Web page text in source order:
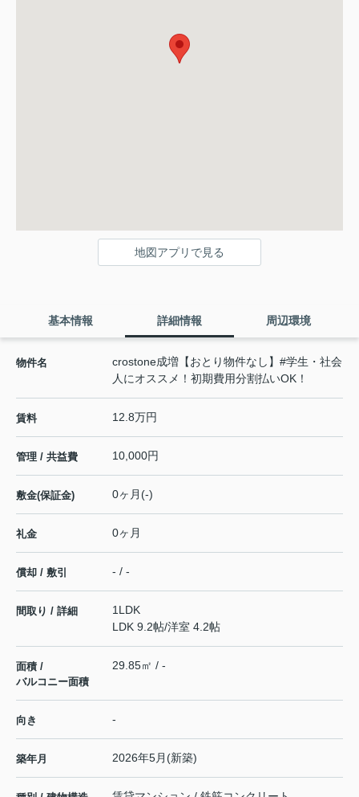
地図アプリで見る
基本情報 詳細情報 周辺環境
物件名
crostone成増【おとり物件なし】#学生・社会
人にオススメ！初期費用分割払いOK！
賃料 12.8万円
管理 / 共益費 10,000円
敷金(保証金) 0ヶ月(-)
礼金 0ヶ月
償却 / 敷引 - / -
間取り / 詳細
1LDK
LDK 9.2帖/洋室 4.2帖
面積 /
バルコニー面積
29.85㎡ / -
向き -
築年月 2026年5月(新築)